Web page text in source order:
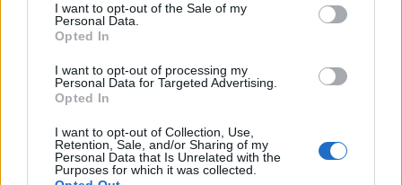
I want to opt-out of the Sale of my
Personal Data.
Opted In
I want to opt-out of processing my
Personal Data for Targeted Advertising.
Opted In
I want to opt-out of Collection, Use,
Retention, Sale, and/or Sharing of my
Personal Data that Is Unrelated with the
Purposes for which it was collected.
POS και ταμειακές: βαριά πρόστιμα για όσους δε
14:39
Μουσείου Χανίων